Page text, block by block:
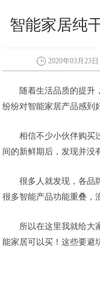
智能家居纯
2020年03月23日
随着生活品质的提升
纷纷对智能家居产品感到
相信不少小伙伴购买
间的新鲜期后，发现并没
很多人就发现，各品
很多智能产品功能重叠，
所以在这里我就给大
能家居可以买！这些要避